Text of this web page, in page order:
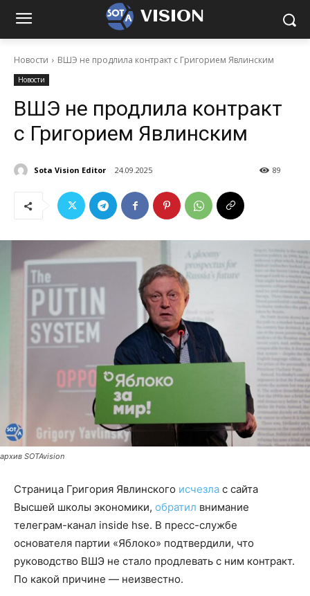
VISION
Новости ВШЭ не продлила контракт с Григорием Явлинским
Новости
ВШЭ не продлила контракт
с Григорием Явлинским
Sota Vision Editor 24.09.2025 89
архив SOTAvision
Страница Григория Явлинского исчезла с сайта
Высшей школы экономики, обратил внимание
телеграм-канал inside hse. В пресс-службе
основателя партии «Яблоко» подтвердили, что
руководство ВШЭ не стало продлевать с ним контракт.
По какой причине — неизвестно.